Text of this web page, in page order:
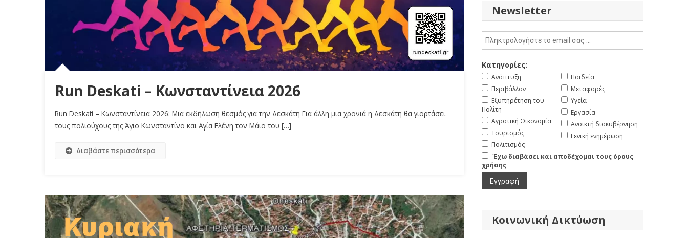
Run Deskati – Κωνσταντίνεια 2026
Run Deskati – Κωνσταντίνεια 2026: Μια εκδήλωση θεσμός για την Δεσκάτη Για άλλη μια χρονιά η Δεσκάτη θα γιορτάσει
τους πολιούχους της Άγιο Κωνσταντίνο και Αγία Ελένη τον Μάιο του […]
Διαβάστε περισσότερα
Newsletter
Κατηγορίες:
Ανάπτυξη
Περιβάλλον
Εξυπηρέτηση του
Πολίτη
Αγροτική Οικονομία
Τουρισμός
Πολιτισμός
Παιδεία
Μεταφορές
Υγεία
Εργασία
Ανοικτή διακυβέρνηση
Γενική ενημέρωση
Έχω διαβάσει και αποδέχομαι τους όρους
χρήσης
Κοινωνική Δικτύωση